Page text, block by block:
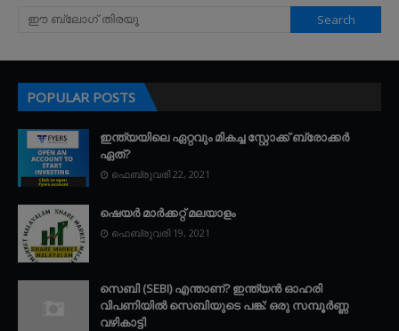
POPULAR POSTS
ഇന്ത്യയിലെ ഏറ്റവും മികച്ച സ്റ്റോക്ക് ബ്രോക്കർ
ഏത്?
ഫെബ്രുവരി 22, 2021
ഷെയർ മാർക്കറ്റ് മലയാളം
ഫെബ്രുവരി 19, 2021
സെബി (SEBI) എന്താണ്? ഇന്ത്യൻ ഓഹരി
വിപണിയിൽ സെബിയുടെ പങ്ക്: ഒരു സമ്പൂർണ്ണ
വഴികാട്ടി